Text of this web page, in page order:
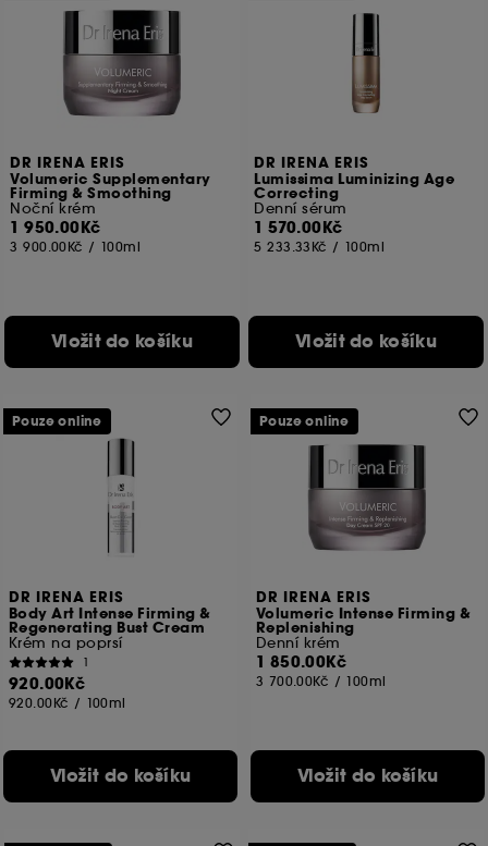
DR IRENA ERIS
Volumeric Supplementary
Firming & Smoothing
Noční krém
1 950.00Kč
3 900.00Kč / 100ml
Vložit do košíku
DR IRENA ERIS
Lumissima Luminizing Age
Correcting
Denní sérum
1 570.00Kč
5 233.33Kč / 100ml
Vložit do košíku
DR IRENA ERIS
Body Art Intense Firming &
Regenerating Bust Cream
Krém na poprsí
1
920.00Kč
920.00Kč / 100ml
Vložit do košíku
Pouze online
DR IRENA ERIS
Volumeric Intense Firming &
Replenishing
Denní krém
1 850.00Kč
3 700.00Kč / 100ml
Vložit do košíku
Pouze online